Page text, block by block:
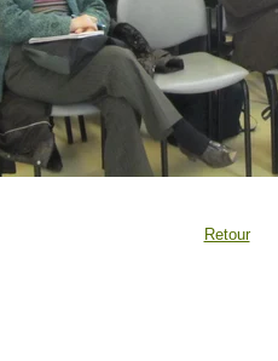
Retour